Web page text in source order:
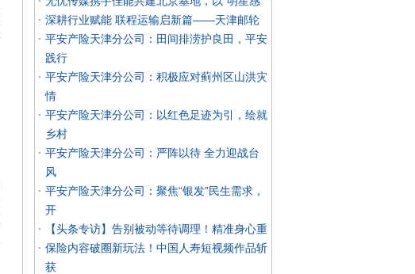
深耕行业赋能 联程运输启新篇——天津邮轮
平安产险天津分公司：田间排涝护良田，平安
践行
平安产险天津分公司：积极应对蓟州区山洪灾
情
平安产险天津分公司：以红色足迹为引，绘就
乡村
平安产险天津分公司：严阵以待 全力迎战台
风
平安产险天津分公司：聚焦“银发”民生需求，
开
【头条专访】告别被动等待调理！精准身心重
保险内容破圈新玩法！中国人寿短视频作品斩
获